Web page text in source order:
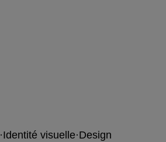
·Identité visuelle·Design